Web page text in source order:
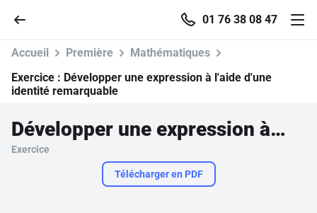
01 76 38 08 47
Parcourir
Accueil Première
Mathématiques
Exercice : Développer une expression à l'aide d'une
identité remarquable
Développer une expression à l'aide d'une identité remarquable
Exercice
Télécharger en PDF